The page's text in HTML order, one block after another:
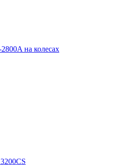
на колесах